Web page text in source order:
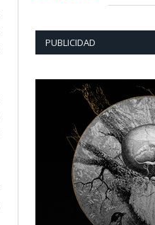
PUBLICIDAD